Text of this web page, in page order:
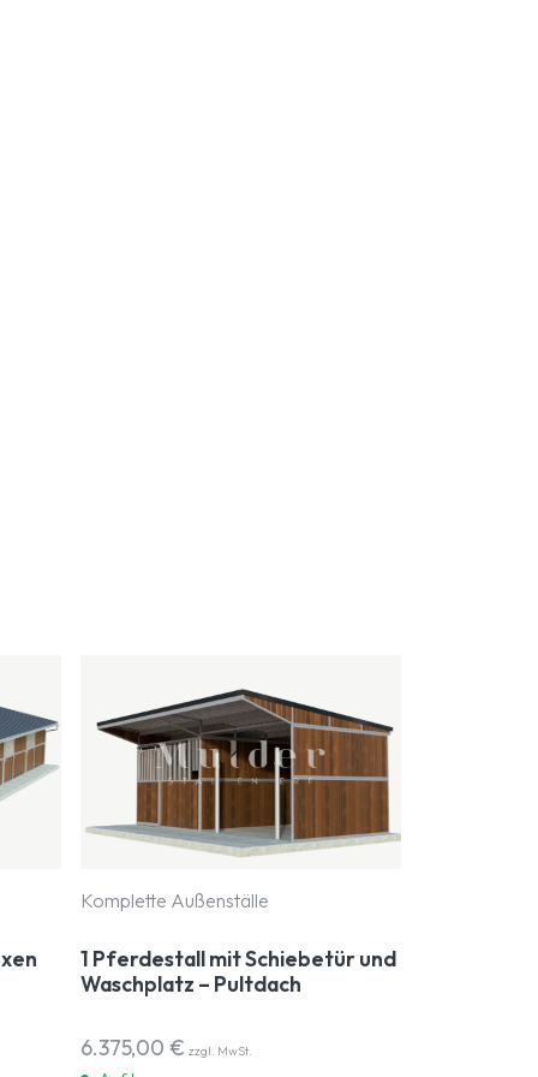
Komplette Außenställe
1 Pferdestall mit Schiebetür und
Waschplatz – Pultdach
6.375,00 € zzgl. MwSt.